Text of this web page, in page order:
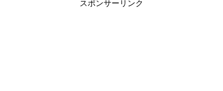
スポンサーリンク